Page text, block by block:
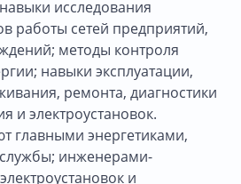
исследования
работы сетей предприятий,
методы контроля
навыки эксплуатации,
ремонта, диагностики
и электроустановок.
главными энергетиками,
инженерами-
и